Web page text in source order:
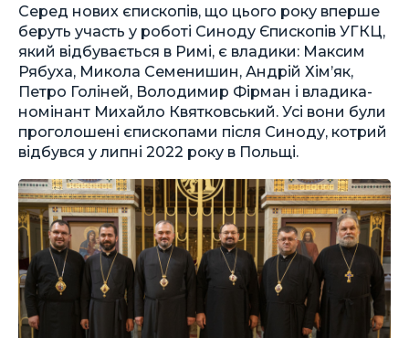
Серед нових єпископів, що цього року вперше
беруть участь у роботі Синоду Єпископів УГКЦ,
який відбувається в Римі, є владики: Максим
Рябуха, Микола Семенишин, Андрій Хім’як,
Петро Голіней, Володимир Фірман і владика-
номінант Михайло Квятковський. Усі вони були
проголошені єпископами після Синоду, котрий
відбувся у липні 2022 року в Польщі.